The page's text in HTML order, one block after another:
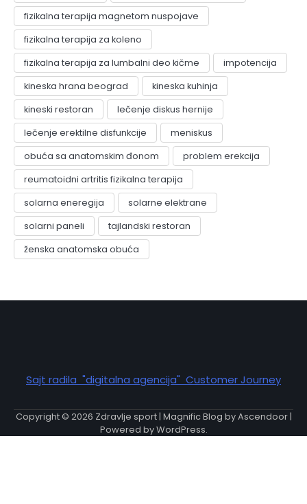
fizikalna terapija magnetom nuspojave
fizikalna terapija za koleno
fizikalna terapija za lumbalni deo kičme
impotencija
kineska hrana beograd
kineska kuhinja
kineski restoran
lečenje diskus hernije
lečenje erektilne disfunkcije
meniskus
obuća sa anatomskim đonom
problem erekcija
reumatoidni artritis fizikalna terapija
solarna eneregija
solarne elektrane
solarni paneli
tajlandski restoran
ženska anatomska obuća
Sajt radila "digitalna agencija" Customer Journey
Copyright © 2026 Zdravlje sport| Magnific Blog byAscendoor|
Powered byWordPress.